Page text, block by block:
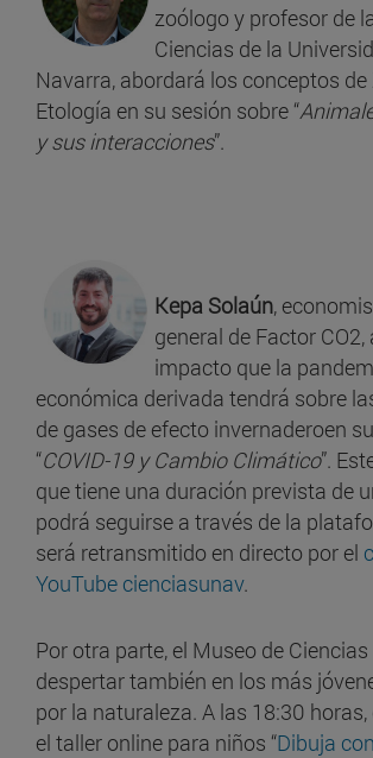
zoólogo y profesor de
Ciencias de la
Navarra, abordará los conceptos
Etología en su sesión sobre “
y sus interacciones”.
Kepa Solaún,
general de Factor
impacto que la
económica derivada tendrá sobre
de gases de efecto invernaderoen
“COVID-19 y Cambio Climático”.
que tiene una duración prevista de
podrá seguirse a través de la
será retransmitido en directo por el
YouTube cienciasunav.
Por otra parte, el Museo de
despertar también en los más
por la naturaleza. A las 18:30
el taller online para niños “Dibuja